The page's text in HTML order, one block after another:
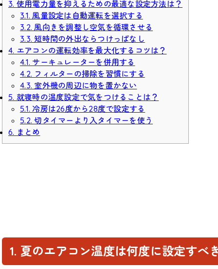
3. 使用電力量を抑えるための最適な設定方法は？
3.1. 風量設定は自動運転を選択する
3.2. 風向きを調整し空気を循環させる
3.3. 短時間の外出ならつけっぱなし
4. エアコンの運転効率を最大化するコツは？
4.1. サーキュレーターを併用する
4.2. フィルターの掃除を習慣にする
4.3. 室外機の周辺に物を置かない
5. 就寝時の温度設定で気をつけることは？
5.1. 冷房は26度から28度で設定する
5.2. 切タイマーより入タイマーを使う
6. まとめ
1. 夏のエアコン温度は何度に設定すべ